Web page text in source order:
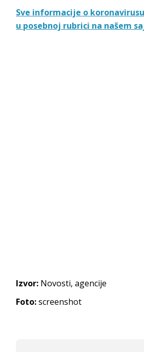
Sve informacije o
u posebnoj rubrici na našem
Izvor: Novosti, agencije
Foto:screenshot